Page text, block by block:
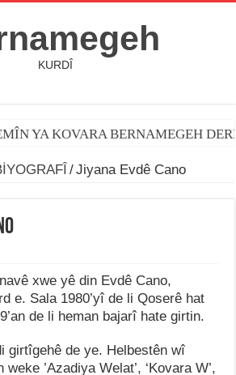
KURDÎ
YA KOVARA BERNAMEGEH
/Jiyana Evdê Cano
xwe yê din Evdê Cano,
e. Sala 1980’yî de li Qoserê hat
de li heman bajarî hate girtin.
girtîgehê de ye. Helbestên wî
’Azadiya Welat’, ‘Kovara W’,